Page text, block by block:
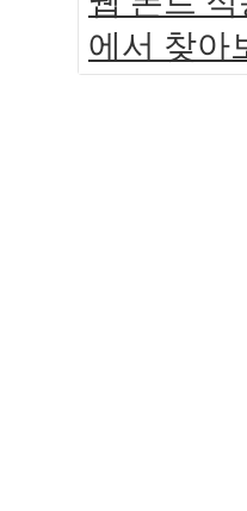
에서 찾아